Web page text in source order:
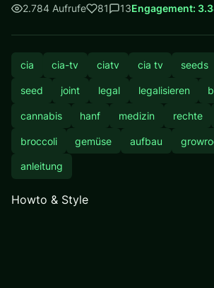
2.784 Aufrufe 81 13Engagement:
cia cia-tv ciatv cia tv seeds
seed joint legal legalisieren
cannabis hanf medizin rechte
broccoli gemüse aufbau
anleitung
Howto & Style